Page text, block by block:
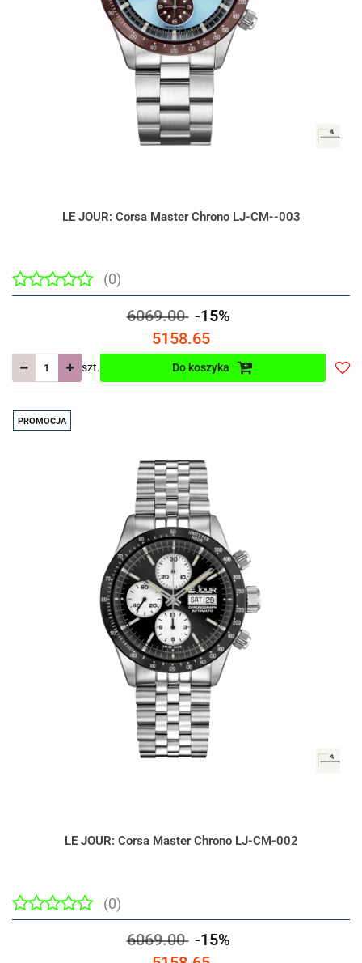
LE JOUR: Corsa Master Chrono LJ-CM--003
(0)
6069.00 -15%
5158.65
szt. Do koszyka
PROMOCJA
LE JOUR: Corsa Master Chrono LJ-CM-002
(0)
6069.00 -15%